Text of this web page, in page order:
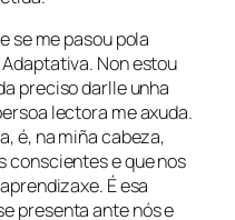
se me pasou pola
. Non estou
preciso darlle unha
lectora me axuda.
é, na miña cabeza,
conscientes e que nos
É esa
presenta ante nós e